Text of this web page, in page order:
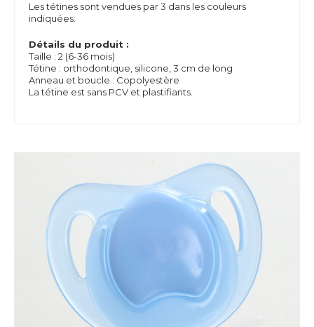
Les tétines sont vendues par 3 dans les couleurs
indiquées.
Détails du produit :
Taille : 2 (6-36 mois)
Tétine : orthodontique, silicone, 3 cm de long
Anneau et boucle : Copolyestère
La tétine est sans PCV et plastifiants.